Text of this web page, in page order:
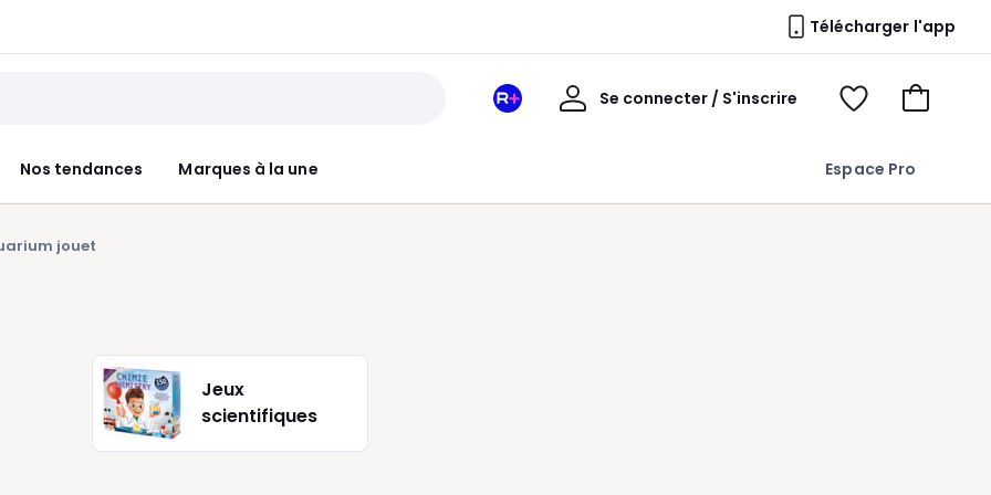
Télécharger l'app
Nos tendances Marques à la une Espace Pro
Mon
Se connecter / S'inscrire
Mon
Voir
Voir
jouet
Jeux
scientifiques